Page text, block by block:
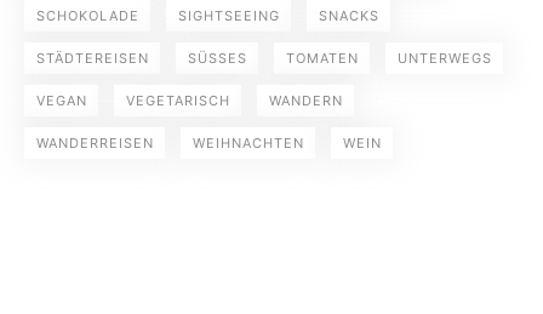
SCHOKOLADE SIGHTSEEING SNACKS
STÄDTEREISEN SÜSSES TOMATEN UNTERWEGS
VEGAN VEGETARISCH WANDERN
WANDERREISEN WEIHNACHTEN WEIN